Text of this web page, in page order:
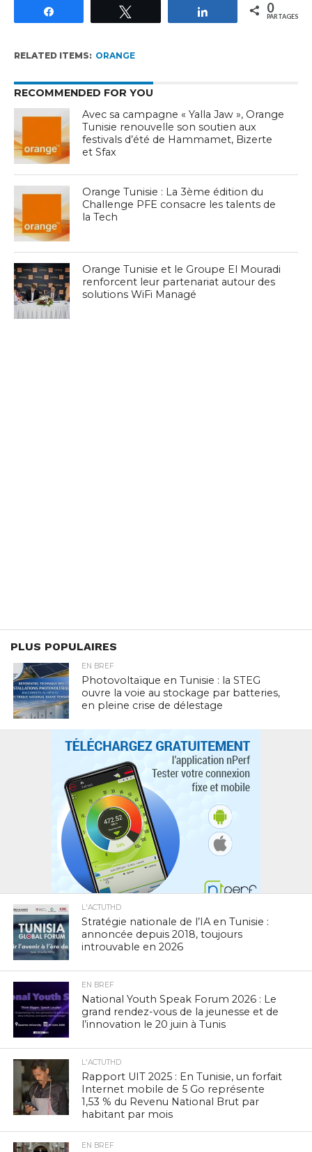
Partagez 0
PARTAGES
RELATED ITEMS: ORANGE
RECOMMENDED FOR YOU
Avec sa campagne « Yalla Jaw », Orange
Tunisie renouvelle son soutien aux
festivals d’été de Hammamet, Bizerte
et Sfax
Orange Tunisie : La 3ème édition du
Challenge PFE consacre les talents de
la Tech
Orange Tunisie et le Groupe El Mouradi
renforcent leur partenariat autour des
solutions WiFi Managé
PLUS POPULAIRES
EN BREF
Photovoltaïque en Tunisie : la STEG
ouvre la voie au stockage par batteries,
en pleine crise de délestage
L'ACTUTHD
Stratégie nationale de l’IA en Tunisie :
annoncée depuis 2018, toujours
introuvable en 2026
EN BREF
National Youth Speak Forum 2026 : Le
grand rendez-vous de la jeunesse et de
l’innovation le 20 juin à Tunis
L'ACTUTHD
Rapport UIT 2025 : En Tunisie, un forfait
Internet mobile de 5 Go représente
1,53 % du Revenu National Brut par
habitant par mois
EN BREF